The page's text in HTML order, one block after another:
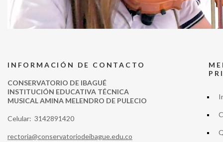
INFORMACIÓN DE CONTACTO
CONSERVATORIO DE IBAGUÉ
INSTITUCIÓN EDUCATIVA TÉCNICA
MUSICAL AMINA MELENDRO DE PULECIO
Celular: 3142891420
rectoria@conservatoriodeibague.edu.co